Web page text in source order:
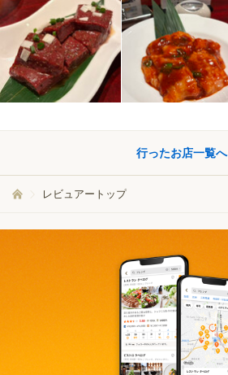
行ったお店一覧へ
レビュアートップ